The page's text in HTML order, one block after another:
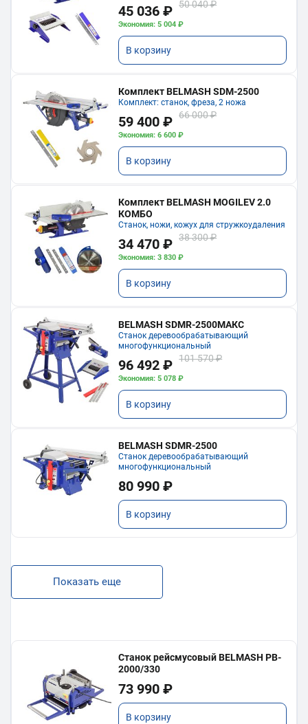
45 036 ₽ 50 040 ₽
Экономия: 5 004 ₽
В корзину
Комплект BELMASH SDM-2500
Комплект: станок, фреза, 2 ножа
59 400 ₽ 66 000 ₽
Экономия: 6 600 ₽
В корзину
Комплект BELMASH MOGILEV 2.0
КОМБО
Станок, ножи, кожух для стружкоудаления
34 470 ₽ 38 300 ₽
Экономия: 3 830 ₽
В корзину
BELMASH SDMR-2500МАКС
Станок деревообрабатывающий
многофункциональный
96 492 ₽ 101 570 ₽
Экономия: 5 078 ₽
В корзину
BELMASH SDMR-2500
Станок деревообрабатывающий
многофункциональный
80 990 ₽
В корзину
Показать еще
Станок рейсмусовый BELMASH PB-
2000/330
73 990 ₽
В корзину